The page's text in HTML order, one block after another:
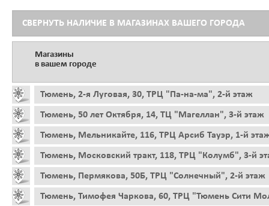
СВЕРНУТЬ НАЛИЧИЕ В МАГАЗИНАХ ВАШЕГО ГОРОДА
Магазины
в вашем городе
Тюмень, 2-я Луговая, 30, ТРЦ "Па-на-ма", 2-й этаж
Тюмень, 50 лет Октября, 14, ТЦ "Магеллан", 3-й этаж
Тюмень, Мельникайте, 116, ТРЦ Арсиб Тауэр, 1-й
Тюмень, Московский тракт, 118, ТРЦ "Колумб", 3-й
Тюмень, Пермякова, 50Б, ТРЦ "Солнечный", 2-й этаж
Тюмень, Тимофея Чаркова, 60, ТРЦ "Тюмень Сити